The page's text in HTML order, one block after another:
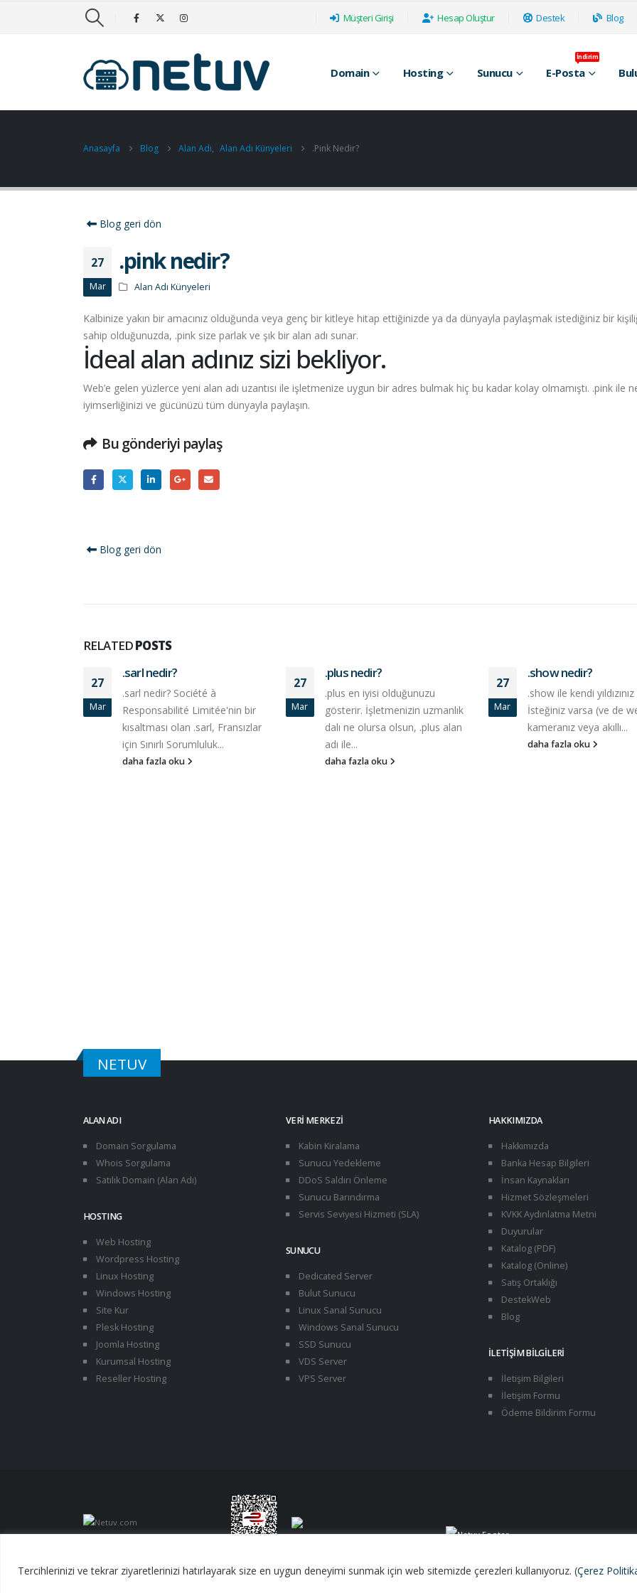
Tercihlerinizi ve tekrar ziyaretlerinizi hatırlayarak size en uygun deneyimi sunmak için web sitemizde çerezleri kullanıyoruz. (Çerez
Müşteri Girişi Hesap Oluştur Destek Blog
Domain Hosting Sunucu E-Posta
İndirim
Anasayfa Blog Alan Adı, Alan Adı Künyeleri .pink Nedir?
Blog geri dön
27
Mar
.pink nedir?
Alan Adı Künyeleri
Kalbinize yakın bir amacınız olduğunda veya genç bir kitleye hitap ettiğinizde ya da dünyayla paylaşmak istediğiniz bir
sahip olduğunuzda, .pink size parlak ve şık bir alan adı sunar.
İdeal alan adınız sizi bekliyor.
Web’e gelen yüzlerce yeni alan adı uzantısı ile işletmenize uygun bir adres bulmak hiç bu kadar kolay olmamıştı. .pink ile
iyimserliğinizi ve gücünüzü tüm dünyayla paylaşın.
Bu gönderiyi paylaş
Blog geri dön
RELATEDPOSTS
27
Mar
.sarl nedir?
.sarl nedir? Société à
Responsabilité Limitée'nin bir
kısaltması olan .sarl, Fransızlar
için Sınırlı Sorumluluk...
daha fazla oku
27
Mar
.plus nedir?
.plus en iyisi olduğunuzu
gösterir. İşletmenizin uzmanlık
dalı ne olursa olsun, .plus alan
adı ile...
daha fazla oku
27
Mar
.show nedir?
.show ile kendi
İsteğiniz varsa (ve de
kameranız veya akıllı...
daha fazla oku
NETUV
ALAN ADI
Domain Sorgulama
Whois Sorgulama
Satılık Domain (Alan Adı)
HOSTING
Web Hosting
Wordpress Hosting
Linux Hosting
Windows Hosting
Site Kur
Plesk Hosting
Joomla Hosting
Kurumsal Hosting
Reseller Hosting
VERI MERKEZI
Kabin Kiralama
Sunucu Yedekleme
DDoS Saldırı Önleme
Sunucu Barındırma
Servis Seviyesi Hizmeti (SLA)
SUNUCU
Dedicated Server
Bulut Sunucu
Linux Sanal Sunucu
Windows Sanal Sunucu
SSD Sunucu
VDS Server
VPS Server
HAKKIMIZDA
Hakkımızda
Banka Hesap Bilgileri
İnsan Kaynakları
Hizmet Sözleşmeleri
KVKK Aydınlatma Metni
Duyurular
Katalog (PDF)
Katalog (Online)
Satış Ortaklığı
DestekWeb
Blog
İLETIŞIM BILGILERI
İletişim Bilgileri
İletişim Formu
Ödeme Bildirim Formu